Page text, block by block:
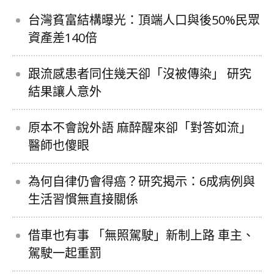
台灣貧富結構曝光：頂端人口與後50%民眾
資產差140倍
跟流感患者同住幾天卻「沒被傳染」 研究
結果讓人意外
原本不會說外語 麻醉醒來卻「對答如流」
醫師也傻眼
為何自律仍會得癌？研究揭示：6成病例與
生活習慣無直接關係
借車也有事 「無照駕駛」新制上路 車主、
駕駛一起重罰